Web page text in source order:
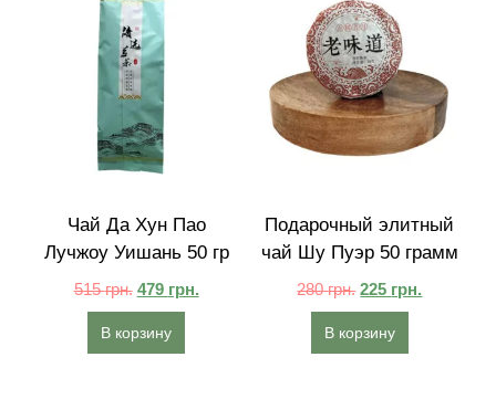
Чай Да Хун Пао
Лучжоу Уишань 50 гр
515грн. 479 грн.
В корзину
Подарочный элитный
чай Шу Пуэр 50 грамм
280грн. 225 грн.
В корзину